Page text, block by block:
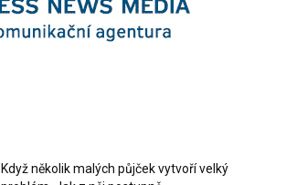
Když několik malých půjček vytvoří velký